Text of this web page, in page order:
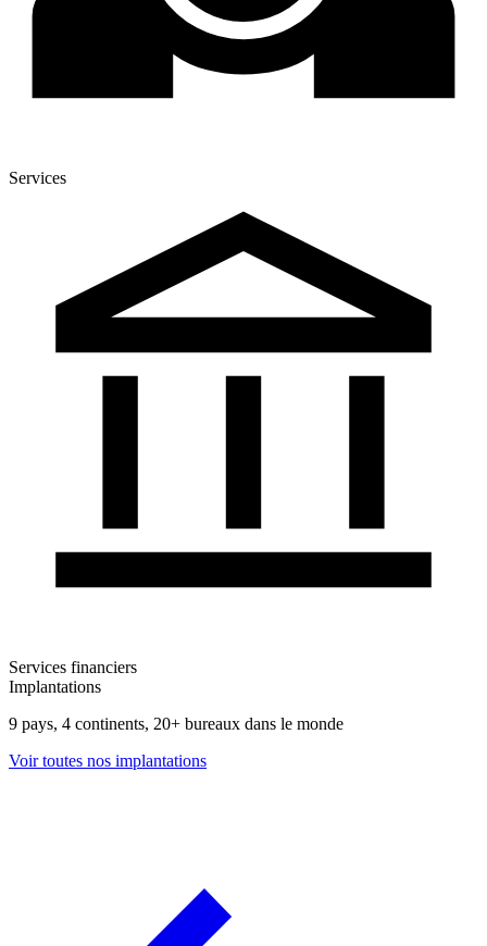
Services
Services financiers
Implantations
9 pays, 4 continents, 20+ bureaux dans le monde
Voir toutes nos implantations